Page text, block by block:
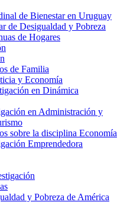
de Bienestar en Uruguay
de Desigualdad y Pobreza
de Hogares
de Familia
y Economía
en Dinámica
en Administración y
sobre la disciplina Economía
Emprendedora
y Pobreza de América